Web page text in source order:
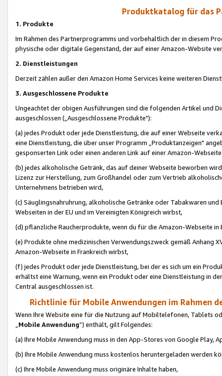
Produktkatalog für das
1. Produkte
Im Rahmen des Partnerprogramms und vorbehaltlich der in diesem
physische oder digitale Gegenstand, der auf einer Amazon-Website
2. Dienstleistungen
Derzeit zählen außer den Amazon Home Services keine weiteren
3. Ausgeschlossene Produkte
Ungeachtet der obigen Ausführungen sind die folgenden Artikel und
ausgeschlossen („Ausgeschlossene Produkte"):
(a) jedes Produkt oder jede Dienstleistung, die auf einer Webseite
eine Dienstleistung, die über unser Programm „Produktanzeigen"
gesponserten Link oder einen anderen Link auf einer Amazon-
(b) jedes alkoholische Getränk, das auf deiner Webseite beworben
Lizenz zur Herstellung, zum Großhandel oder zum Vertrieb
Unternehmens betrieben wird,
(c) Säuglingsnahruhrung, alkoholische Getränke oder Tabakwaren
Webseiten in der EU und im Vereinigten Königreich wirbst,
(d) pflanzliche Raucherprodukte, wenn du für die Amazon-Webseite in
(e) Produkte ohne medizinischen Verwendungszweck gemäß Anhang
Amazon-Webseite in Frankreich wirbst,
(f) jedes Produkt oder jede Dienstleistung, bei der es sich um ein
erhältst eine Warnung, wenn ein Produkt oder eine Dienstleistung in
Central ausgeschlossen ist.
Richtlinie für Mobile Anwendungen im Rahmen
Wenn Ihre Website eine für die Nutzung auf Mobiltelefonen, Tablets
„Mobile Anwendung“) enthält, gilt Folgendes:
(a) Ihre Mobile Anwendung muss in den App-Stores von Google Play,
(b) Ihre Mobile Anwendung muss kostenlos heruntergeladen werden
(c) Ihre Mobile Anwendung muss originäre Inhalte haben,